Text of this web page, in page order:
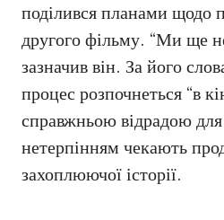
поділився планами щодо
другого фільму. “Ми ще
зазначив він. За його
процес розпочнеться “в
справжньою відрадою для
нетерпінням чекають
захоплюючої історії.